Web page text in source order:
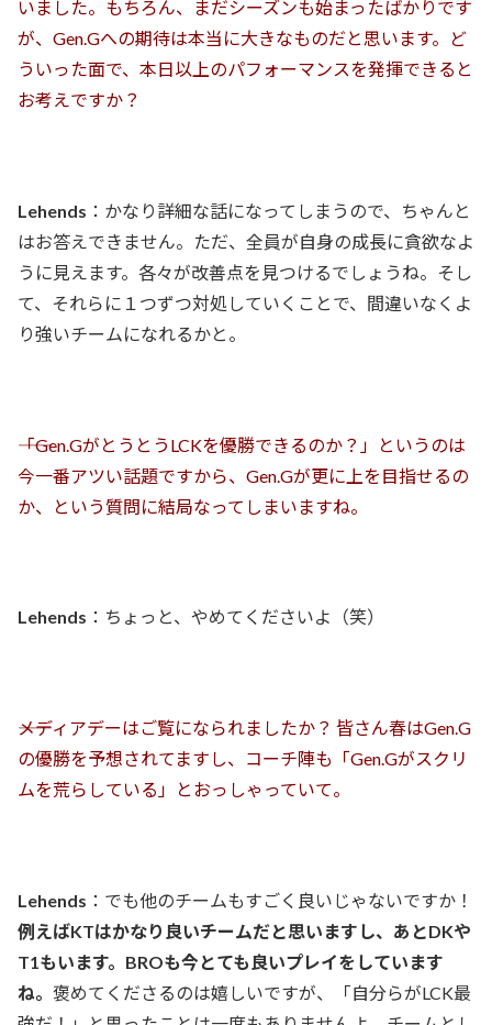
いました。もちろん、まだシーズンも始まったばかりです
が、Gen.Gへの期待は本当に大きなものだと思います。ど
ういった面で、本日以上のパフォーマンスを発揮できると
お考えですか？
Lehends ：かなり詳細な話になってしまうので、ちゃんと
はお答えできません。ただ、全員が自身の成長に貪欲なよ
うに見えます。各々が改善点を見つけるでしょうね。そし
て、それらに１つずつ対処していくことで、間違いなくよ
り強いチームになれるかと。
――「Gen.GがとうとうLCKを優勝できるのか？」というのは
今一番アツい話題ですから、Gen.Gが更に上を目指せるの
か、という質問に結局なってしまいますね。
Lehends ：ちょっと、やめてくださいよ（笑）
――メディアデーはご覧になられましたか？ 皆さん春はGen.G
の優勝を予想されてますし、コーチ陣も「Gen.Gがスクリ
ムを荒らしている」とおっしゃっていて。
Lehends ：でも他のチームもすごく良いじゃないですか！
例えばKTはかなり良いチームだと思いますし、あとDKや
T1もいます。BROも今とても良いプレイをしています
ね。 褒めてくださるのは嬉しいですが、「自分らがLCK最